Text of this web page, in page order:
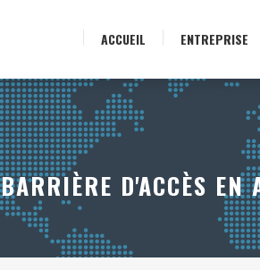
ACCUEIL ENTREPRISE
BARRIÈRE D'ACCÈS